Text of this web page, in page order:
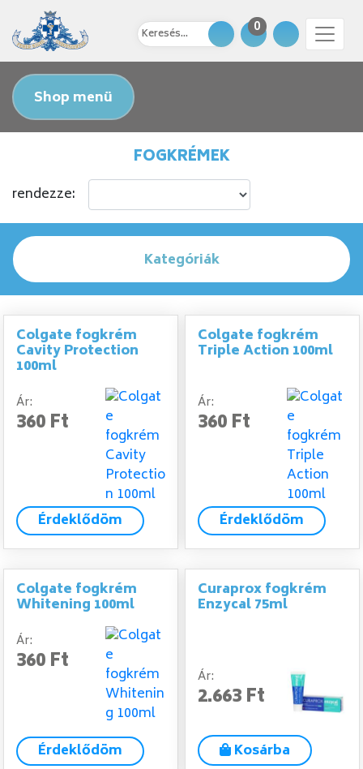
0
Shop menü
FOGKRÉMEK
rendezze:
Kategóriák
Colgate fogkrém
Cavity Protection
100ml
Ár:
360 Ft
Érdeklődöm
Colgate fogkrém
Triple Action 100ml
Ár:
360 Ft
Érdeklődöm
Colgate fogkrém
Whitening 100ml
Ár:
360 Ft
Érdeklődöm
Curaprox fogkrém
Enzycal 75ml
Ár:
2.663 Ft
Kosárba